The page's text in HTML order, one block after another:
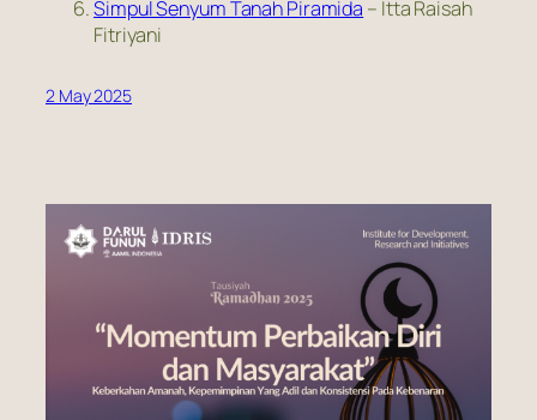
Simpul Senyum Tanah Piramida – Itta Raisah
Fitriyani
2 May 2025